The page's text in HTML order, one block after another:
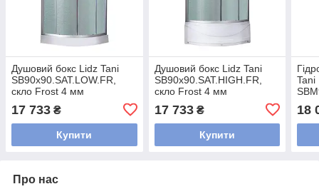
Душовий бокс Lidz Tani
SB90x90.SAT.LOW.FR,
скло Frost 4 мм
17 733 ₴
Купити
Душовий бокс Lidz Tani
SB90x90.SAT.HIGH.FR,
скло Frost 4 мм
17 733₴
Купити
Tani
18
Про нас